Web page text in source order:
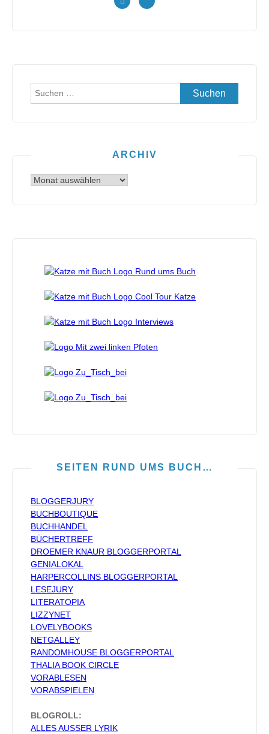
Suchen
nach:
ARCHIV
Archiv
SEITEN RUND UMS BUCH…
BLOGGERJURY
BUCHBOUTIQUE
BUCHHANDEL
BÜCHERTREFF
DROEMER KNAUR BLOGGERPORTAL
GENIALOKAL
HARPERCOLLINS BLOGGERPORTAL
LESEJURY
LITERATOPIA
LIZZYNET
LOVELYBOOKS
NETGALLEY
RANDOMHOUSE BLOGGERPORTAL
THALIA BOOK CIRCLE
VORABLESEN
VORABSPIELEN
BLOGROLL:
ALLES AUSSER LYRIK